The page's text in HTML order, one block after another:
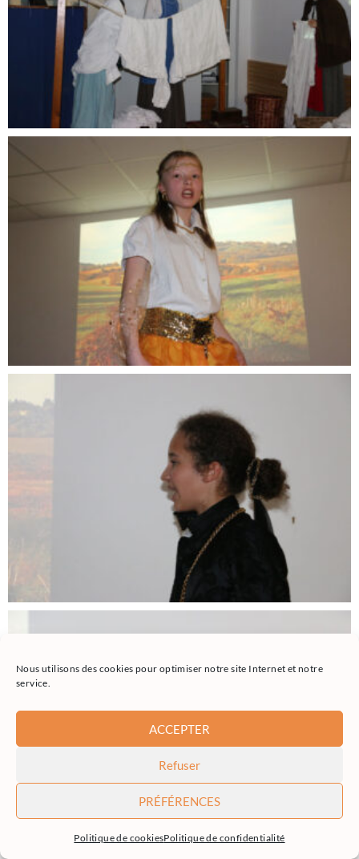
Nous utilisons des cookies pour optimiser notre site Internet et notre
service.
ACCEPTER
Refuser
PRÉFÉRENCES
Politique de cookiesPolitique de confidentialité